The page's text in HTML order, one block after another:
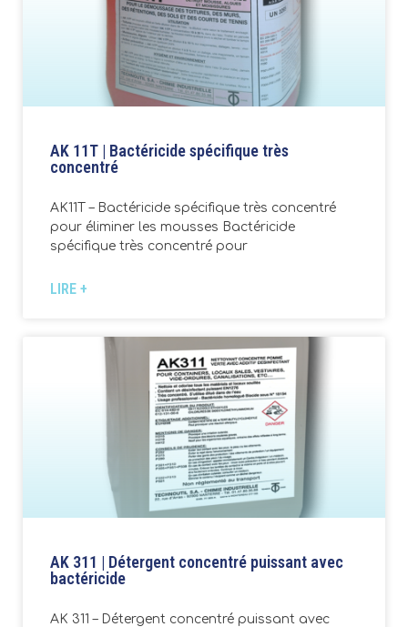
AK 11T | Bactéricide spécifique très
concentré
AK11T – Bactéricide spécifique très concentré
pour éliminer les mousses Bactéricide
spécifique très concentré pour
LIRE +
AK 311 | Détergent concentré puissant avec
bactéricide
AK 311 – Détergent concentré puissant avec